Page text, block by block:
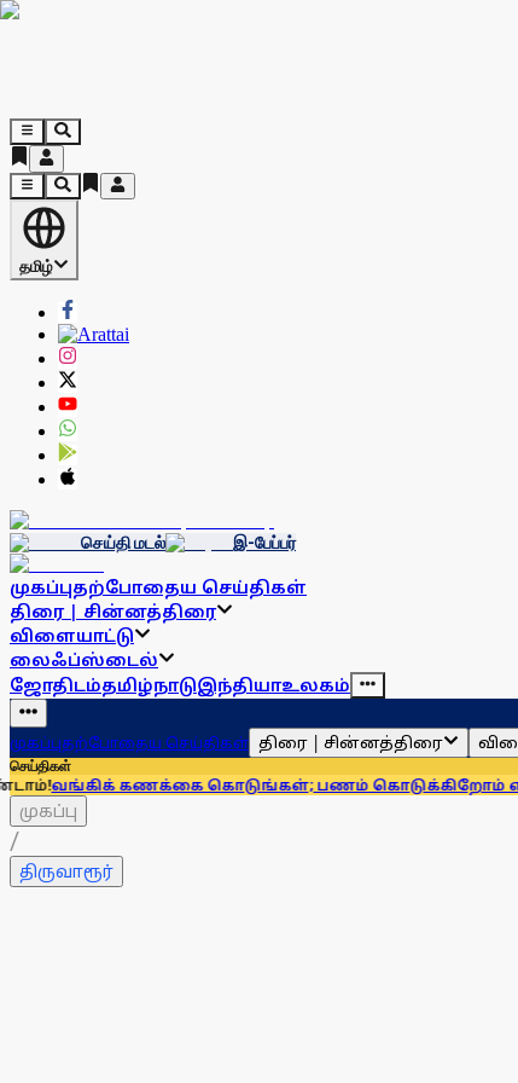
தமிழ்
செய்தி மடல் இ-பேப்பர்
முகப்புதற்போதைய செய்திகள்
திரை | சின்னத்திரை
விளையாட்டு
லைஃப்ஸ்டைல்
ஜோதிடம்தமிழ்நாடுஇந்தியாஉலகம்
முகப்புதற்போதைய செய்திகள் திரை | சின்னத்திரை
செய்திகள்
கணக்கை கொடுங்கள்; பணம் கொடுக்கிறோம் என்று
முகப்பு
/
திருவாரூர்